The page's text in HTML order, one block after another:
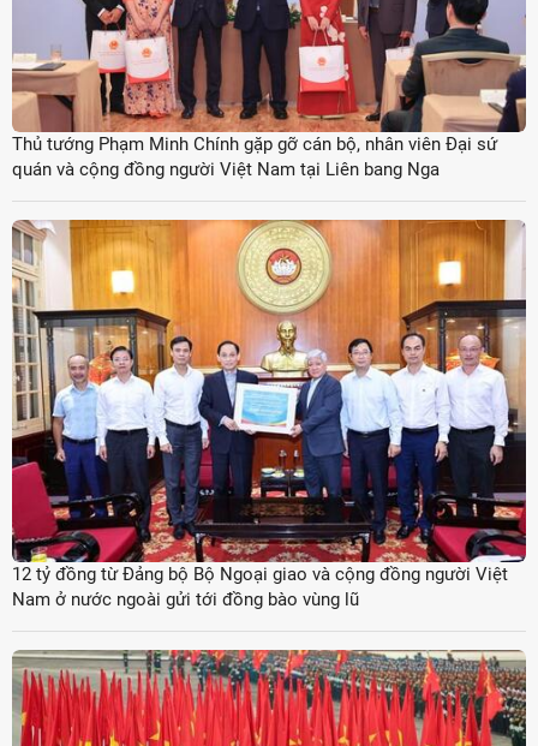
Thủ tướng Phạm Minh Chính gặp gỡ cán bộ, nhân viên Đại sứ
quán và cộng đồng người Việt Nam tại Liên bang Nga
12 tỷ đồng từ Đảng bộ Bộ Ngoại giao và cộng đồng người Việt
Nam ở nước ngoài gửi tới đồng bào vùng lũ